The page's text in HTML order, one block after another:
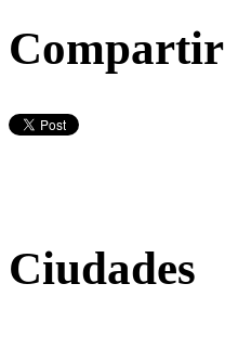
Compartir
Ciudades